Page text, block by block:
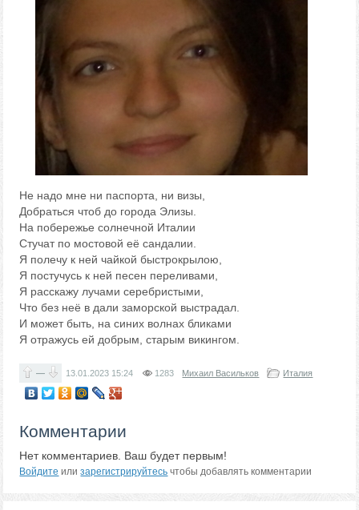
Не надо мне ни паспорта, ни визы,
Добраться чтоб до города Элизы.
На побережье солнечной Италии
Стучат по мостовой её сандалии.
Я полечу к ней чайкой быстрокрылою,
Я постучусь к ней песен переливами,
Я расскажу лучами серебристыми,
Что без неё в дали заморской выстрадал.
И может быть, на синих волнах бликами
Я отражусь ей добрым, старым викингом.
— 13.01.2023 15:24 1283 Михаил Васильков Италия
Комментарии
Нет комментариев. Ваш будет первым!
Войдите илизарегистрируйтесь чтобы добавлять комментарии